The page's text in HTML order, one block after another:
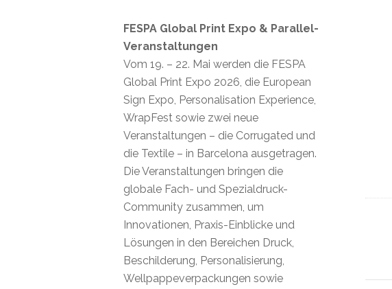
FESPA Global Print Expo & Parallel-
Veranstaltungen
Vom 19. – 22. Mai werden die FESPA
Global Print Expo 2026, die European
Sign Expo, Personalisation Experience,
WrapFest sowie zwei neue
Veranstaltungen – die Corrugated und
die Textile – in Barcelona ausgetragen.
Die Veranstaltungen bringen die
globale Fach- und Spezialdruck-
Community zusammen, um
Innovationen, Praxis-Einblicke und
Lösungen in den Bereichen Druck,
Beschilderung, Personalisierung,
Wellpappeverpackungen sowie